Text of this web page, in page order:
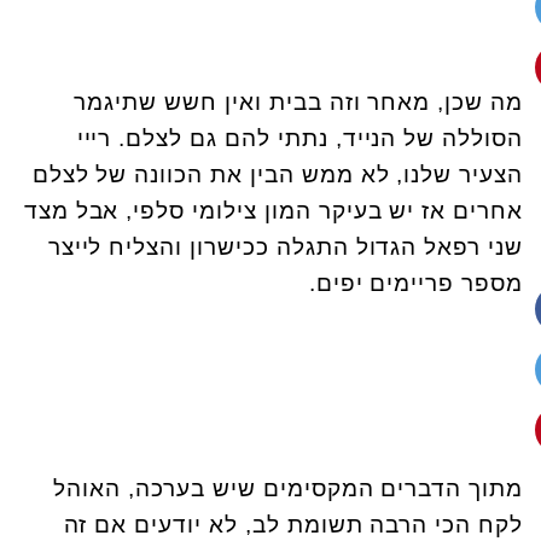
מה שכן, מאחר וזה בבית ואין חשש שתיגמר
הסוללה של הנייד, נתתי להם גם לצלם. רייי
הצעיר שלנו, לא ממש הבין את הכוונה של לצלם
אחרים אז יש בעיקר המון צילומי סלפי, אבל מצד
שני רפאל הגדול התגלה ככישרון והצליח לייצר
מספר פריימים יפים.
מתוך הדברים המקסימים שיש בערכה, האוהל
לקח הכי הרבה תשומת לב, לא יודעים אם זה